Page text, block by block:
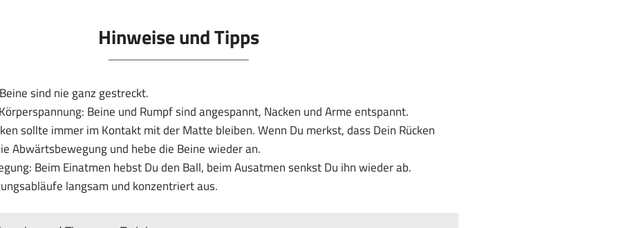
Hinweise und Tipps
sind nie ganz gestreckt.
Beine und Rumpf sind angespannt, Nacken und Arme entspannt.
sollte immer im Kontakt mit der Matte bleiben. Wenn Du merkst, dass Dein Rücken
Abwärtsbewegung und hebe die Beine wieder an.
Beim Einatmen hebst Du den Ball, beim Ausatmen senkst Du ihn wieder ab.
langsam und konzentriert aus.